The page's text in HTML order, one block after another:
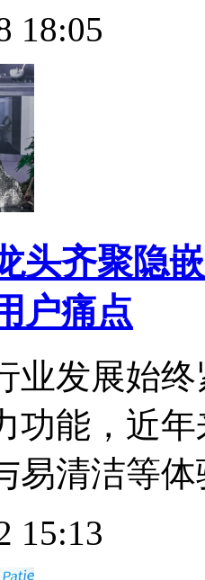
18:05
头齐聚隐
户痛点
业发展始
功能，近
易清洁等
15:13